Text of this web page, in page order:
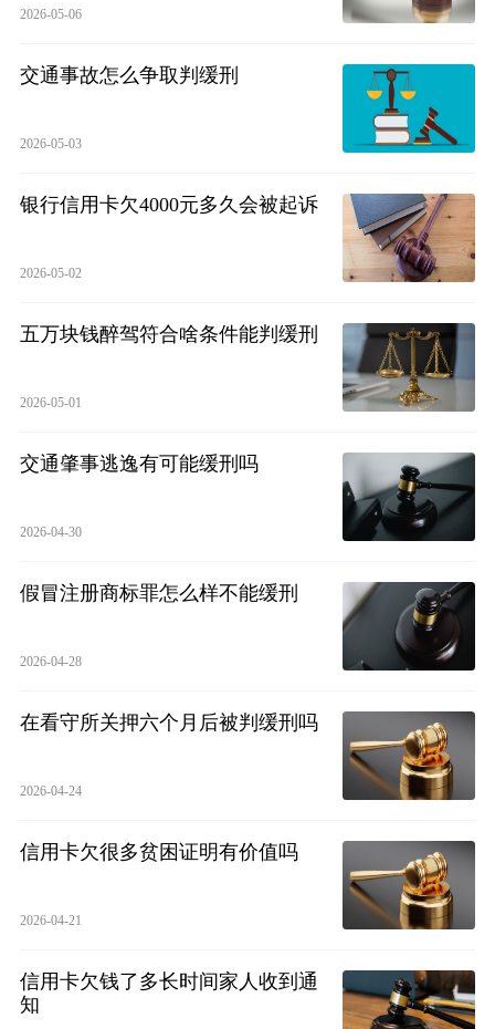
2026-05-06
交通事故怎么争取判缓刑
2026-05-03
银行信用卡欠4000元多久会被起诉
2026-05-02
五万块钱醉驾符合啥条件能判缓刑
2026-05-01
交通肇事逃逸有可能缓刑吗
2026-04-30
假冒注册商标罪怎么样不能缓刑
2026-04-28
在看守所关押六个月后被判缓刑吗
2026-04-24
信用卡欠很多贫困证明有价值吗
2026-04-21
信用卡欠钱了多长时间家人收到通
知